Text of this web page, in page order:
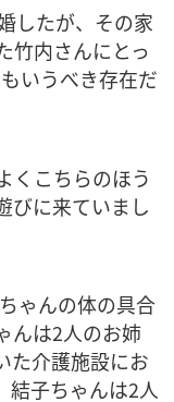
したが、その家
竹内さんにとっ
いうべき存在だ
くこちらのほう
びに来ていまし
ゃんの体の具合
んは2人のお姉
た介護施設にお
結子ちゃんは2人